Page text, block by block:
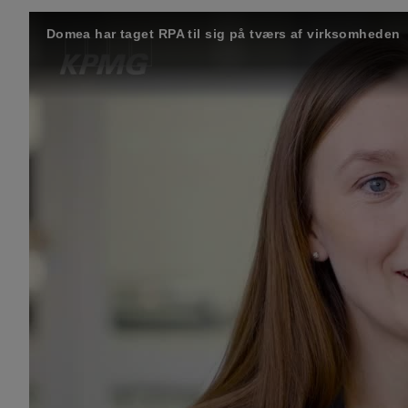
Domea har taget RPA til sig på tværs af virksomheden